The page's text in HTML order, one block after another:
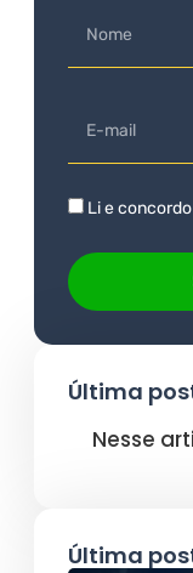
Li e
Última
Nesse
Última